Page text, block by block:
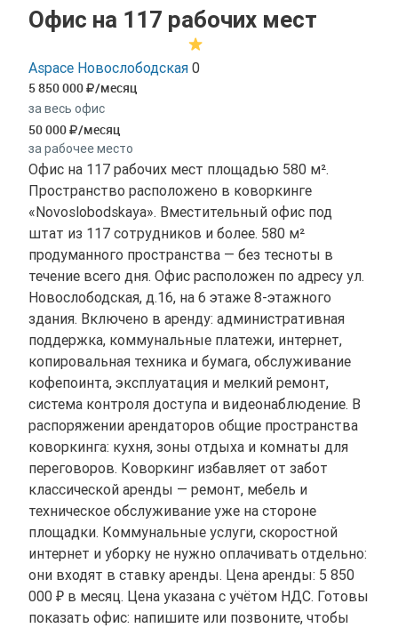
Офис на 117 рабочих мест
Aspace Новослободская 0
5 850 000 /месяц
за весь офис
50 000 /месяц
за рабочее место
Офис на 117 рабочих мест площадью 580 м².
Пространство расположено в коворкинге
«Novoslobodskaya». Вместительный офис под
штат из 117 сотрудников и более. 580 м²
продуманного пространства — без тесноты в
течение всего дня. Офис расположен по адресу ул.
Новослободская, д.16, на 6 этаже 8-этажного
здания. Включено в аренду: административная
поддержка, коммунальные платежи, интернет,
копировальная техника и бумага, обслуживание
кофепоинта, эксплуатация и мелкий ремонт,
система контроля доступа и видеонаблюдение. В
распоряжении арендаторов общие пространства
коворкинга: кухня, зоны отдыха и комнаты для
переговоров. Коворкинг избавляет от забот
классической аренды — ремонт, мебель и
техническое обслуживание уже на стороне
площадки. Коммунальные услуги, скоростной
интернет и уборку не нужно оплачивать отдельно:
они входят в ставку аренды. Цена аренды: 5 850
000 ₽ в месяц. Цена указана с учётом НДС. Готовы
показать офис: напишите или позвоните, чтобы